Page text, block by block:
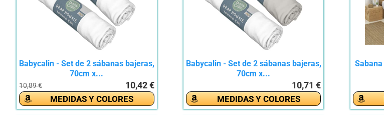
Babycalin - Set de 2 sábanas bajeras,
70cm x...
10,89 € 10,42 €
MEDIDAS Y COLORES
Babycalin - Set de 2 sábanas bajeras,
70cm x...
10,71 €
MEDIDAS Y COLORES